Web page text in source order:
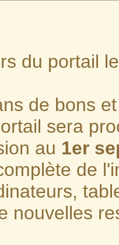
du portail
de bons
sera
au 1er
de
nouvelles